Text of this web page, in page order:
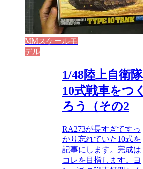
MMスケールモ
デル
1/48陸上自衛隊
10式戦車をつく
ろう（その2
RA273が長すぎてすっ
かり忘れていた10式を
記事にします。完成は
コレを目指します。ヨ